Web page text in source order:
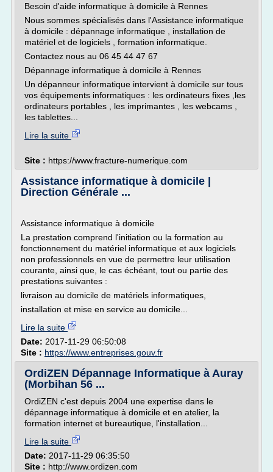
Besoin d'aide informatique à domicile à Rennes
Nous sommes spécialisés dans l'Assistance informatique
à domicile : dépannage informatique , installation de
matériel et de logiciels , formation informatique.
Contactez nous au 06 45 44 47 67
Dépannage informatique à domicile à Rennes
Un dépanneur informatique intervient à domicile sur tous
vos équipements informatiques : les ordinateurs fixes ,les
ordinateurs portables , les imprimantes , les webcams ,
les tablettes...
Lire la suite
Site : https://www.fracture-numerique.com
Assistance informatique à domicile |
Direction Générale ...
Assistance informatique à domicile
La prestation comprend l'initiation ou la formation au
fonctionnement du matériel informatique et aux logiciels
non professionnels en vue de permettre leur utilisation
courante, ainsi que, le cas échéant, tout ou partie des
prestations suivantes :
livraison au domicile de matériels informatiques,
installation et mise en service au domicile...
Lire la suite
Date: 2017-11-29 06:50:08
Site : https://www.entreprises.gouv.fr
OrdiZEN Dépannage Informatique à Auray
(Morbihan 56 ...
OrdiZEN c'est depuis 2004 une expertise dans le
dépannage informatique à domicile et en atelier, la
formation internet et bureautique, l'installation...
Lire la suite
Date: 2017-11-29 06:35:50
Site : http://www.ordizen.com